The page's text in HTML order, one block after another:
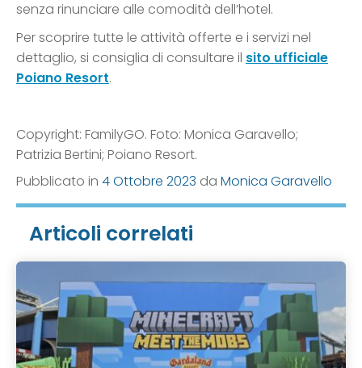
senza rinunciare alle comodità dell’hotel.
Per scoprire tutte le attività offerte e i servizi nel
dettaglio, si consiglia di consultare il sito ufficiale
Poiano Resort.
Copyright: FamilyGO. Foto: Monica Garavello;
Patrizia Bertini; Poiano Resort.
Pubblicato in 4 Ottobre 2023 da Monica Garavello
Articoli correlati